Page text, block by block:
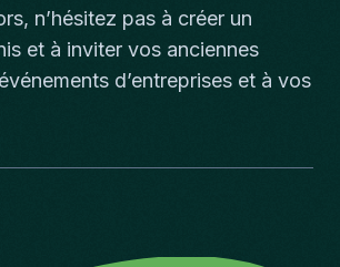
n’hésitez pas à créer un
et à inviter vos anciennes
d’entreprises et à vos